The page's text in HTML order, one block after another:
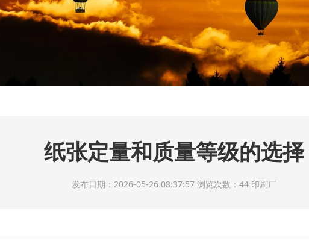
纸张定量和质量等级的选择
发布日期：2026-05-26 08:37:57 浏览次数：44 印刷厂